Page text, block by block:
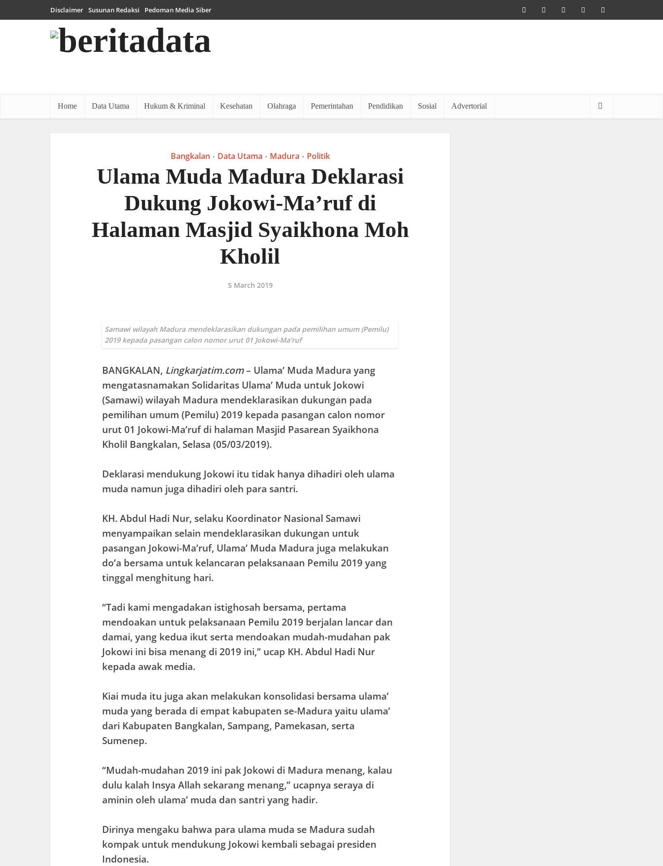
Disclaimer Susunan Redaksi Pedoman Media Siber
Home Data Utama Hukum & Kriminal Kesehatan Olahraga Pemerintahan Pendidikan Sosial Advertorial
Bangkalan • Data Utama • Madura • Politik
Ulama Muda Madura Deklarasi
Dukung Jokowi-Ma’ruf di
Halaman Masjid Syaikhona Moh
Kholil
5 March 2019
Samawi wilayah Madura mendeklarasikan dukungan pada pemilihan umum (Pemilu)
2019 kepada pasangan calon nomor urut 01 Jokowi-Ma’ruf
BANGKALAN, Lingkarjatim.com– Ulama’ Muda Madura yang
mengatasnamakan Solidaritas Ulama’ Muda untuk Jokowi
(Samawi) wilayah Madura mendeklarasikan dukungan pada
pemilihan umum (Pemilu) 2019 kepada pasangan calon nomor
urut 01 Jokowi-Ma’ruf di halaman Masjid Pasarean Syaikhona
Kholil Bangkalan, Selasa (05/03/2019).
Deklarasi mendukung Jokowi itu tidak hanya dihadiri oleh ulama
muda namun juga dihadiri oleh para santri.
KH. Abdul Hadi Nur, selaku Koordinator Nasional Samawi
menyampaikan selain mendeklarasikan dukungan untuk
pasangan Jokowi-Ma’ruf, Ulama’ Muda Madura juga melakukan
do’a bersama untuk kelancaran pelaksanaan Pemilu 2019 yang
tinggal menghitung hari.
“Tadi kami mengadakan istighosah bersama, pertama
mendoakan untuk pelaksanaan Pemilu 2019 berjalan lancar dan
damai, yang kedua ikut serta mendoakan mudah-mudahan pak
Jokowi ini bisa menang di 2019 ini,” ucap KH. Abdul Hadi Nur
kepada awak media.
Kiai muda itu juga akan melakukan konsolidasi bersama ulama’
muda yang berada di empat kabupaten se-Madura yaitu ulama’
dari Kabupaten Bangkalan, Sampang, Pamekasan, serta
Sumenep.
“Mudah-mudahan 2019 ini pak Jokowi di Madura menang, kalau
dulu kalah Insya Allah sekarang menang,” ucapnya seraya di
aminin oleh ulama’ muda dan santri yang hadir.
Dirinya mengaku bahwa para ulama muda se Madura sudah
kompak untuk mendukung Jokowi kembali sebagai presiden
Indonesia.